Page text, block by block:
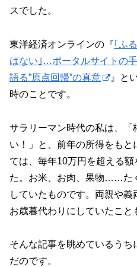
スでした。
東洋経済オンラインの『｢ふ
はない｣…ポータルサイトの
語る”原点回帰”の真意
』と
時のことです。
サラリーマン時代の私は、
い！」と、前年の所得をも
ては、毎年10万円を超える
た。お米、お肉、果物……た
していたものです。両親や義
お歳暮代わりにしていたこと
そんな記事を眺めているう
だのです。